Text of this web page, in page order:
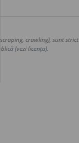
crawling), sunt strict
(vezi licența).